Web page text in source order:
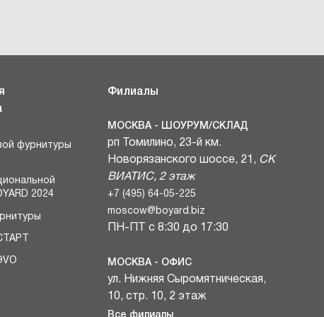
фурнитуры
2024
Филиалы
МОСКВА - ШОУРУМ/СКЛАД
рп Томилино, 23-й км.
Новорязанского шоссе, 21, СК
ВИАТИС, 2 этаж
+7 (495) 64-05-225
moscow@boyard.biz
ПН-ПТ с 8:30 до 17:30
МОСКВА - ОФИС
ул. Нижняя Сыромятническая,
10, стр. 10, 2 этаж
+7 (495) 64-05-225